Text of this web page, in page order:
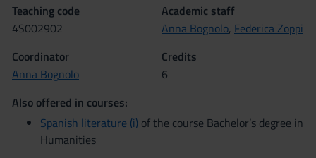
Teaching code
4S002902
Academic staff
Anna Bognolo, Federica Zoppi
Coordinator
Anna Bognolo
Credits
6
Also offered in courses:
Spanish literature (i) of the course Bachelor’s degree in
Humanities